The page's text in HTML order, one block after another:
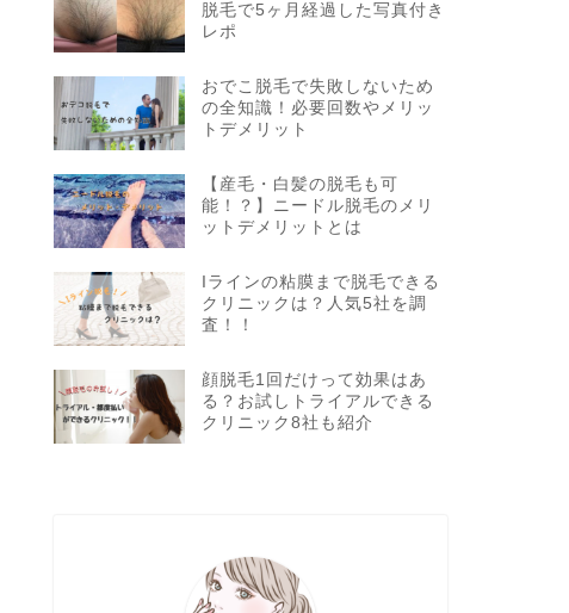
脱毛で5ヶ月経過した写真付き
レポ
おでこ脱毛で失敗しないため
の全知識！必要回数やメリッ
トデメリット
【産毛・白髪の脱毛も可
能！？】ニードル脱毛のメリ
ットデメリットとは
Iラインの粘膜まで脱毛できる
クリニックは？人気5社を調
査！！
顔脱毛1回だけって効果はあ
る？お試しトライアルできる
クリニック8社も紹介